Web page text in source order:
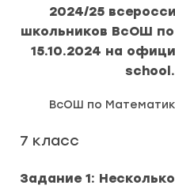
2024/25
школьников ВсОШ по
15.10.2024 на
ВсОШ по
7 класс
Задание 1: